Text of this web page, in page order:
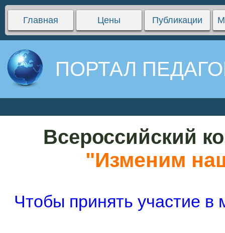
Главная Цены Публикации
ПОРТАЛ
Всероссийский
"Изменим
Чтобы принять участие